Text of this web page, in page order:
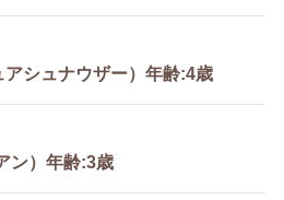
シュナウザー）年齢:4歳
ン）年齢:3歳